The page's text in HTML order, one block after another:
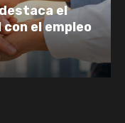
destaca el
el empleo